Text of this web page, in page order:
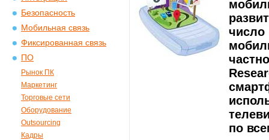
Безопасность
Мобильная связь
Фиксированная связь
ПО
Рынок ПК
Маркетинг
Торговые сети
Оборудование
Outsourcing
Кадры
число
по